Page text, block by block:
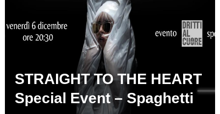
STRAIGHT TO THE HEART
Special Event – Spaghetti